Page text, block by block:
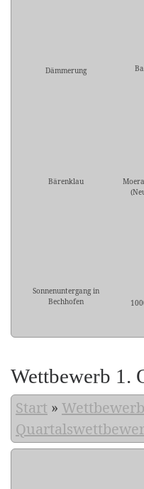
Dämmerung
Bärenklau
Sonnenuntergang in
Bechhofen
Wettbewerb 1.
Start »